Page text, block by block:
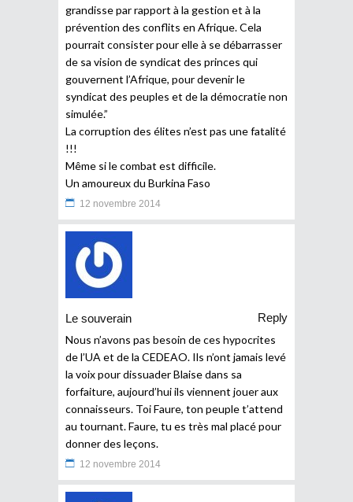
grandisse par rapport à la gestion et à la
prévention des conflits en Afrique. Cela
pourrait consister pour elle à se débarrasser
de sa vision de syndicat des princes qui
gouvernent l’Afrique, pour devenir le
syndicat des peuples et de la démocratie non
simulée.”
La corruption des élites n’est pas une fatalité
!!!
Même si le combat est difficile.
Un amoureux du Burkina Faso
12 novembre 2014
Le souverain
Reply
Nous n’avons pas besoin de ces hypocrites
de l’UA et de la CEDEAO. Ils n’ont jamais levé
la voix pour dissuader Blaise dans sa
forfaiture, aujourd’hui ils viennent jouer aux
connaisseurs. Toi Faure, ton peuple t’attend
au tournant. Faure, tu es très mal placé pour
donner des leçons.
12 novembre 2014